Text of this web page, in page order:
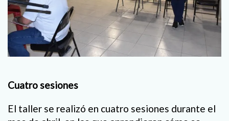
Cuatro sesiones
El taller se realizó en cuatro sesiones durante el